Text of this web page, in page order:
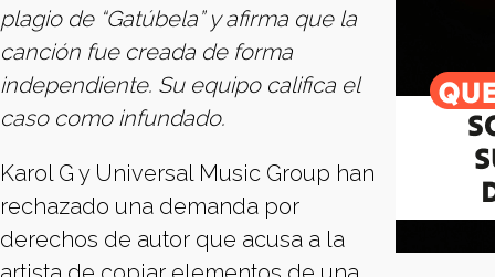
plagio de “Gatúbela” y afirma que la
canción fue creada de forma
independiente. Su equipo califica el
caso como infundado.
Karol G y Universal Music Group han
rechazado una demanda por
derechos de autor que acusa a la